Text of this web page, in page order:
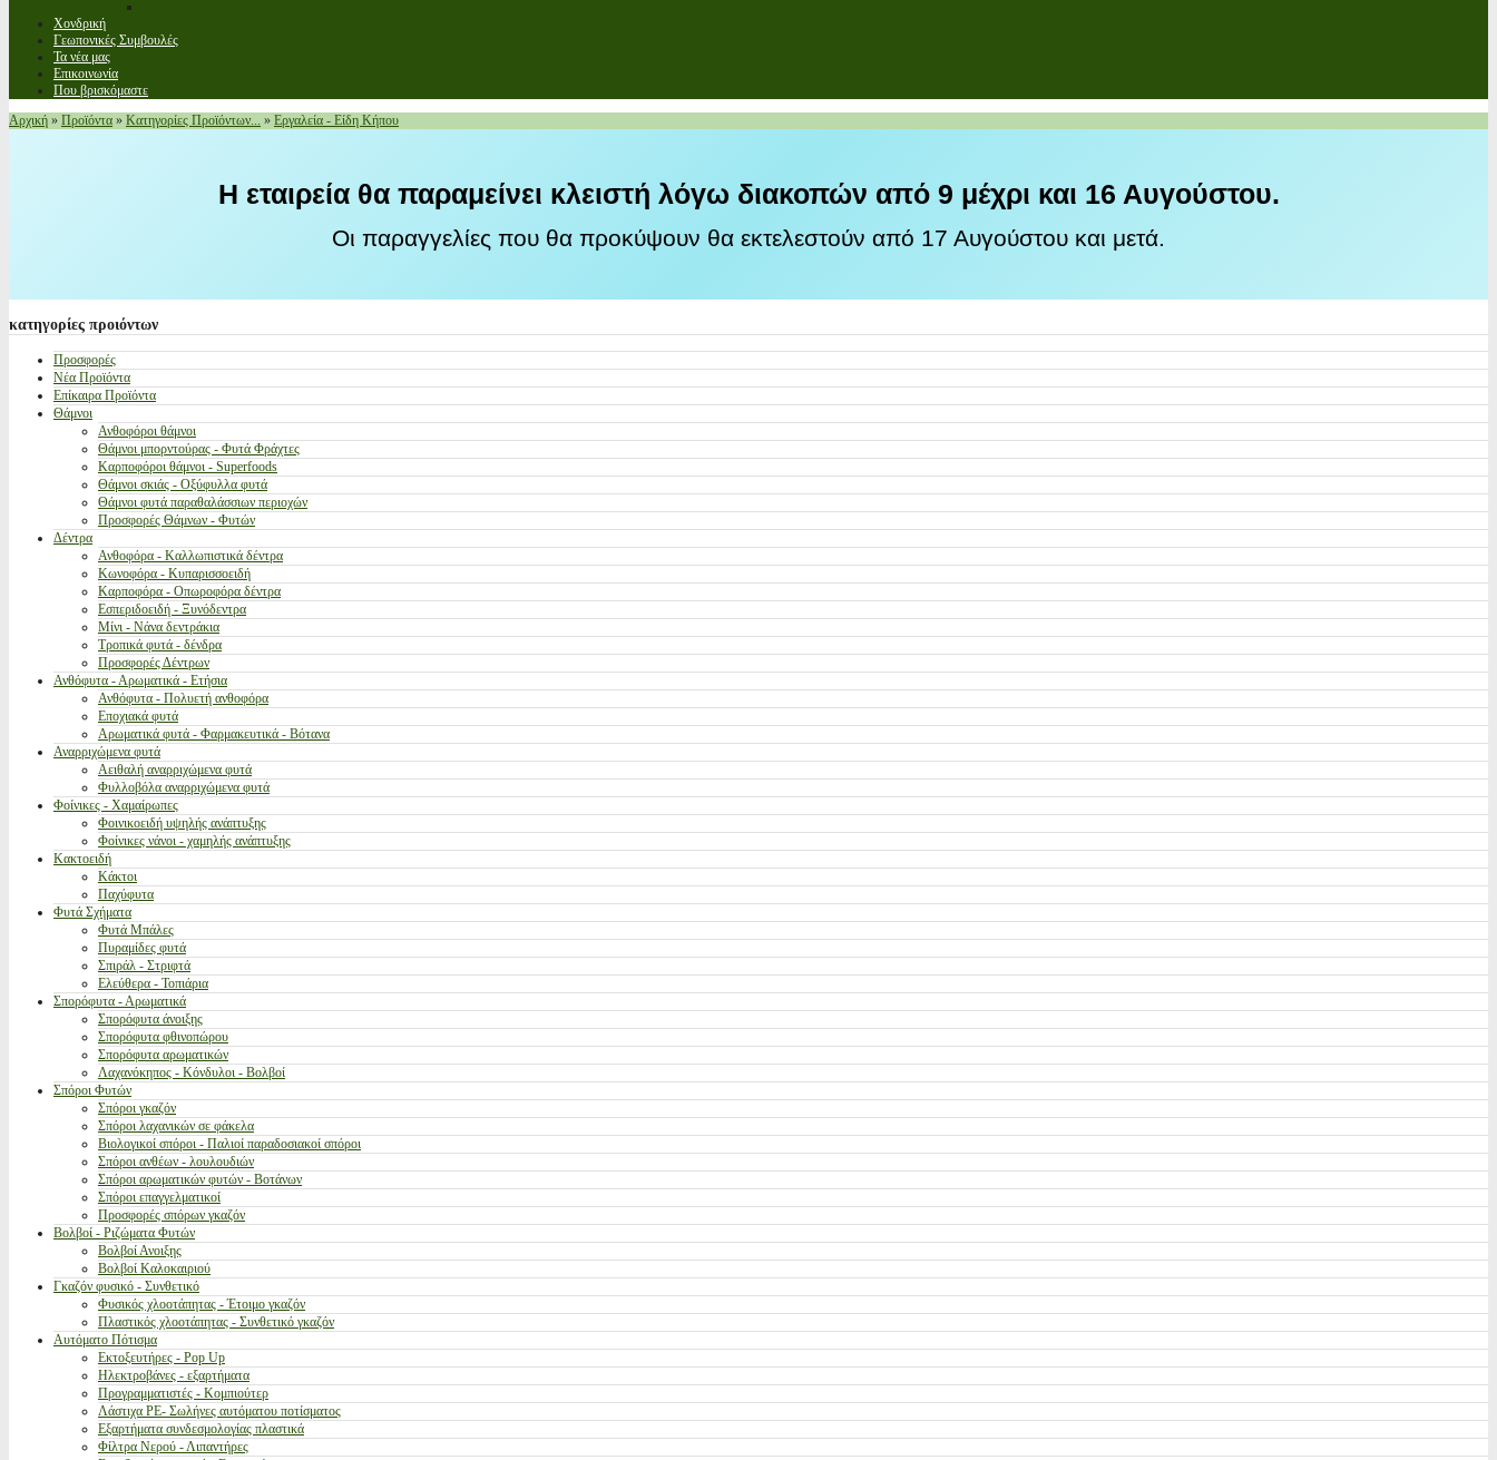
Χονδρική
Γεωπονικές Συμβουλές
Τα νέα μας
Επικοινωνία
Που βρισκόμαστε
Αρχική » Προϊόντα » Κατηγορίες Προϊόντων... » Εργαλεία - Είδη Κήπου
Η εταιρεία θα παραμείνει κλειστή λόγω διακοπών από 9 μέχρι και 16 Αυγούστου.
Οι παραγγελίες που θα προκύψουν θα εκτελεστούν από 17 Αυγούστου και μετά.
κατηγορίες προιόντων
Προσφορές
Νέα Προϊόντα
Επίκαιρα Προϊόντα
Θάμνοι
Ανθοφόροι θάμνοι
Θάμνοι μπορντούρας - Φυτά Φράχτες
Καρποφόροι θάμνοι - Superfoods
Θάμνοι σκιάς - Οξύφυλλα φυτά
Θάμνοι φυτά παραθαλάσσιων περιοχών
Προσφορές Θάμνων - Φυτών
Δέντρα
Ανθοφόρα - Καλλωπιστικά δέντρα
Κωνοφόρα - Κυπαρισσοειδή
Καρποφόρα - Οπωροφόρα δέντρα
Εσπεριδοειδή - Ξυνόδεντρα
Μίνι - Νάνα δεντράκια
Τροπικά φυτά - δένδρα
Προσφορές Δέντρων
Ανθόφυτα - Αρωματικά - Ετήσια
Ανθόφυτα - Πολυετή ανθοφόρα
Εποχιακά φυτά
Αρωματικά φυτά - Φαρμακευτικά - Βότανα
Αναρριχώμενα φυτά
Αειθαλή αναρριχώμενα φυτά
Φυλλοβόλα αναρριχώμενα φυτά
Φοίνικες - Χαμαίρωπες
Φοινικοειδή υψηλής ανάπτυξης
Φοίνικες νάνοι - χαμηλής ανάπτυξης
Κακτοειδή
Κάκτοι
Παχύφυτα
Φυτά Σχήματα
Φυτά Μπάλες
Πυραμίδες φυτά
Σπιράλ - Στριφτά
Ελεύθερα - Τοπιάρια
Σπορόφυτα - Αρωματικά
Σπορόφυτα άνοιξης
Σπορόφυτα φθινοπώρου
Σπορόφυτα αρωματικών
Λαχανόκηπος - Κόνδυλοι - Βολβοί
Σπόροι Φυτών
Σπόροι γκαζόν
Σπόροι λαχανικών σε φάκελα
Βιολογικοί σπόροι - Παλιοί παραδοσιακοί σπόροι
Σπόροι ανθέων - λουλουδιών
Σπόροι αρωματικών φυτών - Βοτάνων
Σπόροι επαγγελματικοί
Προσφορές σπόρων γκαζόν
Βολβοί - Ριζώματα Φυτών
Βολβοί Ανοιξης
Βολβοί Καλοκαιριού
Γκαζόν φυσικό - Συνθετικό
Φυσικός χλοοτάπητας - Έτοιμο γκαζόν
Πλαστικός χλοοτάπητας - Συνθετικό γκαζόν
Αυτόματο Πότισμα
Εκτοξευτήρες - Pop Up
Ηλεκτροβάνες - εξαρτήματα
Προγραμματιστές - Κομπιούτερ
Λάστιχα PE- Σωλήνες αυτόματου ποτίσματος
Εξαρτήματα συνδεσμολογίας πλαστικά
Φίλτρα Νερού - Λιπαντήρες